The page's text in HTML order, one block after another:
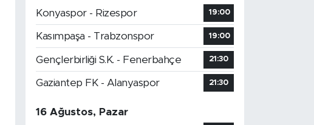
Konyaspor - Rizespor
19:00
Kasımpaşa - Trabzonspor 19:00
Gençlerbirliği S.K. - Fenerbahçe 21:30
Gaziantep FK - Alanyaspor 21:30
16 Ağustos, Pazar